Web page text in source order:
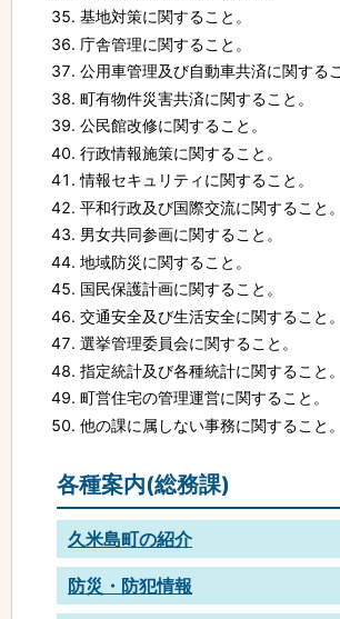
基地対策に関すること。
庁舎管理に関すること。
公用車管理及び自動車共済に関するこ
町有物件災害共済に関すること。
公民館改修に関すること。
行政情報施策に関すること。
情報セキュリティに関すること。
平和行政及び国際交流に関すること。
男女共同参画に関すること。
地域防災に関すること。
国民保護計画に関すること。
交通安全及び生活安全に関すること。
選挙管理委員会に関すること。
指定統計及び各種統計に関すること。
町営住宅の管理運営に関すること。
他の課に属しない事務に関すること。
各種案内(総務課)
久米島町の紹介
防災・防犯情報